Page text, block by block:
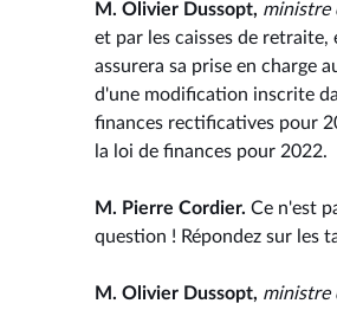
M. Olivier Dussopt, ministre
et par les caisses de retraite,
assurera sa prise en charge
d'une modification inscrite
finances rectificatives pour
la loi de finances pour 2022.
M. Pierre Cordier. Ce n'est
question ! Répondez sur les
M. Olivier Dussopt, ministre